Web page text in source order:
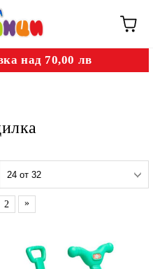
над 70,00 лв
2
»